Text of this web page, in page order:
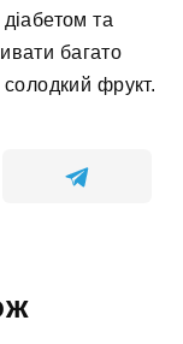
та
багато
фрукт.